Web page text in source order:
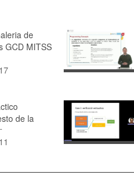
Concepts
7:48 · 2024
Tarea 3 -
7:24 · 2023